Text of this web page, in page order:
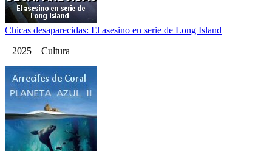
Chicas desaparecidas: El asesino en serie de Long Island
2025 Cultura